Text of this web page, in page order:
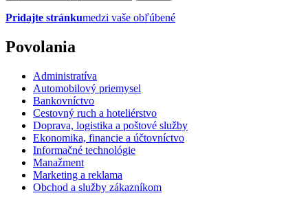
Pridajte stránkumedzi vaše obľúbené
Povolania
Administratíva
Automobilový priemysel
Bankovníctvo
Cestovný ruch a hoteliérstvo
Doprava, logistika a poštové služby
Ekonomika, financie a účtovníctvo
Informačné technológie
Manažment
Marketing a reklama
Obchod a služby zákazníkom